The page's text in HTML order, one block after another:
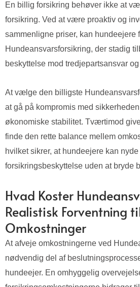
En billig forsikring behøver ikke at
forsikring. Ved at være proaktiv og
sammenligne priser, kan hundeejere
Hundeansvarsforsikring, der stadig
beskyttelse mod tredjepartsansvar
At vælge den billigste
at gå på kompromis med
økonomiske stabilitet. Tværtimod
finde den rette balance mellem
hvilket sikrer, at hundeejere kan
forsikringsbeskyttelse uden at bryde
Hvad Koster
Realistisk Forventning
Omkostninger
At afveje omkostningerne ved
nødvendig del af
hundeejer. En omhyggelig